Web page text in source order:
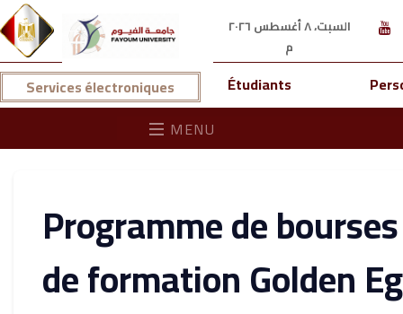
السبت، ٨ أغسطس ٢٠٢٦
م
Services électroniques Étudiants
MENU
Programme de
de formation Golden